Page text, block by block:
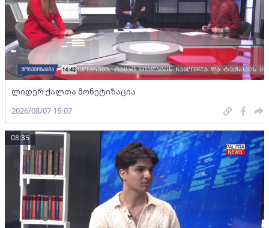
ლიდერ ქალთა მონეტიზაცია
2026/08/07 15:07
08:35